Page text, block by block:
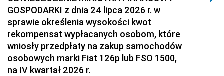
GOSPODARKI z dnia 24 lipca 2026 r. w
sprawie określenia wysokości kwot
rekompensat wypłacanych osobom, które
wniosły przedpłaty na zakup samochodów
osobowych marki Fiat 126p lub FSO 1500,
na IV kwartał 2026 r.